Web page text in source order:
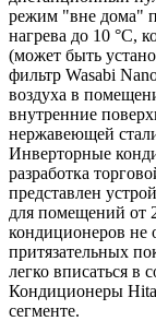
режим "вне дома"
нагрева до 10 °C,
(может быть
фильтр Wasabi
воздуха в
внутренние
нержавеющей
Инверторные
разработка
представлен
для помещений от
кондиционеров не
притязательных
легко вписаться в
Кондиционеры
сегменте.